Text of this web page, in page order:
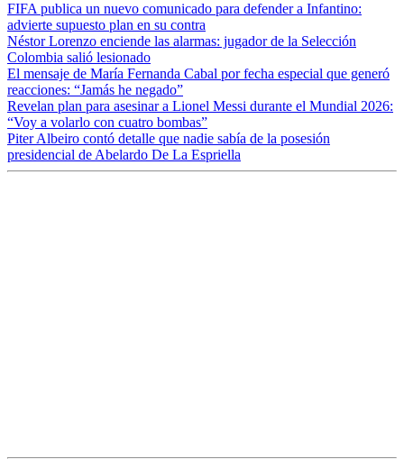
FIFA publica un nuevo comunicado para defender a Infantino:
advierte supuesto plan en su contra
Néstor Lorenzo enciende las alarmas: jugador de la Selección
Colombia salió lesionado
El mensaje de María Fernanda Cabal por fecha especial que generó
reacciones: “Jamás he negado”
Revelan plan para asesinar a Lionel Messi durante el Mundial 2026:
“Voy a volarlo con cuatro bombas”
Piter Albeiro contó detalle que nadie sabía de la posesión
presidencial de Abelardo De La Espriella